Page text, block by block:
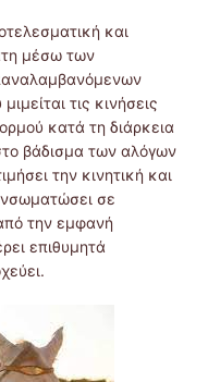
και
μέσω των
τις κινήσεις
κατά τη διάρκεια
βάδισμα των αλόγων
την κινητική και
σε
την εμφανή
επιθυμητά